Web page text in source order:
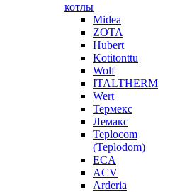
котлы
Midea
ZOTA
Hubert
Kotitonttu
Wolf
ITALTHERM
Wert
Термекс
Лемакс
Teplocom
(Teplodom)
ECA
ACV
Arderia